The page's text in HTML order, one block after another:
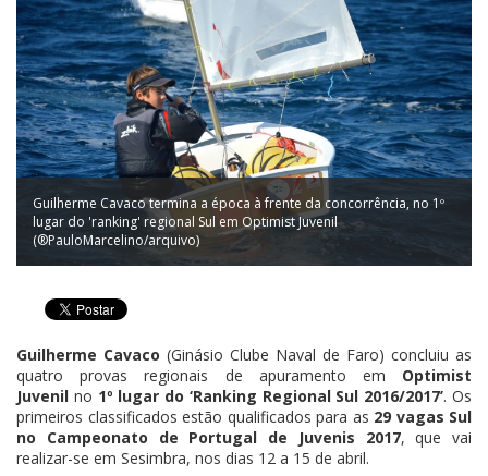
Guilherme Cavaco termina a época à frente da concorrência, no 1º
lugar do 'ranking' regional Sul em Optimist Juvenil
(®PauloMarcelino/arquivo)
Guilherme Cavaco (Ginásio Clube Naval de Faro) concluiu as
quatro provas regionais de apuramento em Optimist
Juvenil no 1º lugar do ‘Ranking Regional Sul 2016/2017’. Os
primeiros classificados estão qualificados para as 29 vagas Sul
no Campeonato de Portugal de Juvenis 2017, que vai
realizar-se em Sesimbra, nos dias 12 a 15 de abril.